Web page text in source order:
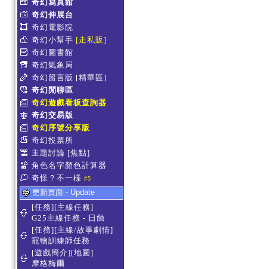
奇幻寫真館
奇幻伸展台
奇幻電影院
奇幻小幫手 [走私販]
奇幻圖書館
奇幻氣象局
奇幻留言版 [精華區]
奇幻閒聊區
奇幻遊戲看板查詢器
奇幻交易版
奇幻序號分享版
奇幻投票所
主題討論 [焦點]
角色名字顏色計算器
奇怪？不一樣 #5
更新頁面 - Update
[任務][主線任務]
G25主線任務 - 日蝕
[任務][主線/故事劇情]
寵物訓練師任務
[遊戲簡介][地圖]
摩格梅爾